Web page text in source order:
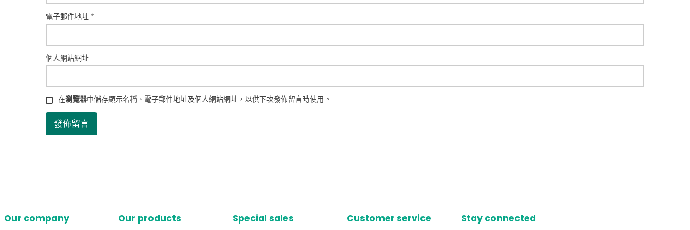
電子郵件地址 *
個人網站網址
在瀏覽器中儲存顯示名稱、電子郵件地址及個人網站網址，以供下次發佈留言時使用。
Our company Our products Special sales Customer service Stay connected